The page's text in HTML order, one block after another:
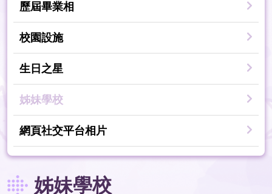
歷屆畢業相
校園設施
生日之星
姊妹學校
網頁社交平台相片
姊妹學校